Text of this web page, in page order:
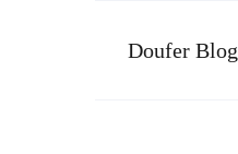
Doufer Blog